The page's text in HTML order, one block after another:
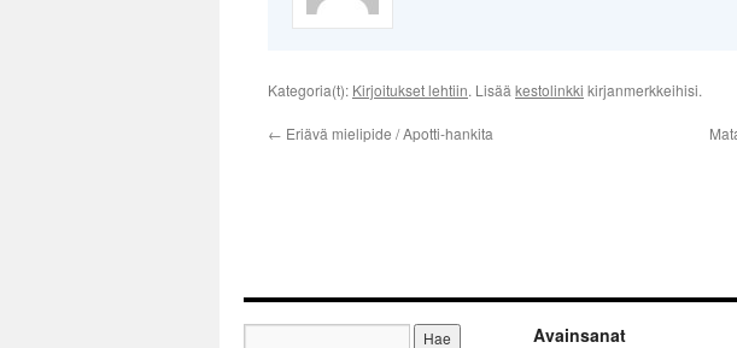
Kategoria(t): Kirjoitukset lehtiin. Lisää kestolinkki kirjanmerkkeihisi.
← Eriävä mielipide / Apotti-hankita
Avainsanat